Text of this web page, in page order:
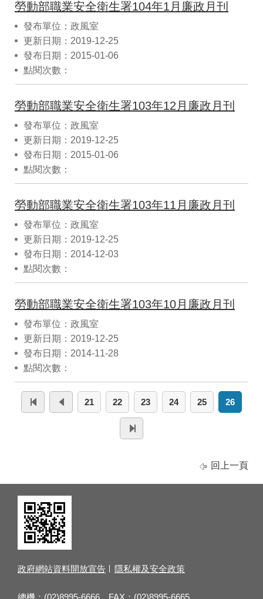
勞動部職業安全衛生署104年1月廉政月刊
發布單位：政風室
更新日期：2019-12-25
發布日期：2015-01-06
點閱次數：
勞動部職業安全衛生署103年12月廉政月刊
發布單位：政風室
更新日期：2019-12-25
發布日期：2015-01-06
點閱次數：
勞動部職業安全衛生署103年11月廉政月刊
發布單位：政風室
更新日期：2019-12-25
發布日期：2014-12-03
點閱次數：
勞動部職業安全衛生署103年10月廉政月刊
發布單位：政風室
更新日期：2019-12-25
發布日期：2014-11-28
點閱次數：
21 22 23 24 25 26
回上一頁
政府網站資料開放宣告 隱私權及安全政策
總機：(02)8995-6666 FAX：(02)8995-6665